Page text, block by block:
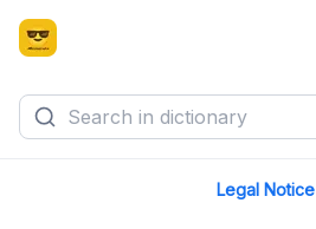
Legal Notice